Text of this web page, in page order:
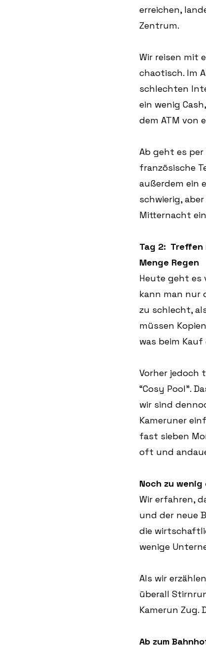
erreichen,
Zentrum.
Wir reisen mit
chaotisch. Im
schlechten
ein wenig
dem ATM von
Ab geht es per
französische
außerdem ein
schwierig,
Mitternacht
Tag 2:
Menge Regen
Heute geht es
kann man nur
zu schlecht,
müssen
was beim
Vorher jedoch
“Cosy Pool”.
wir sind
Kameruner
fast sieben
oft und
Noch zu
Wir erfahren,
und der neue
die
wenige
Als wir
überall
Kamerun Zug.
Ab zum